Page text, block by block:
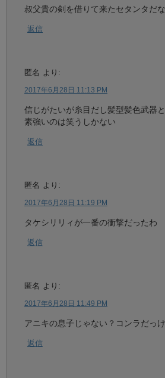
叔父貴の剣を借りて来たセタンタだな
返信
匿名 より:
2017年6月28日 11:13 PM
信じがたいが糸目だし髪型髪色武器
素強いのは笑うしかない
返信
匿名 より:
2017年6月28日 11:19 PM
タケシリリィが一番の衝撃だったわ
返信
匿名 より:
2017年6月28日 11:49 PM
アニキの息子じゃない？コンラだっけ
返信